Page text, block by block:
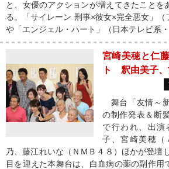
と、女優のアクションが増えてきたことを
る。「サイレーン 刑事×彼女×完全悪女」
や「エンジェル・ハート」（日本テレビ系・
宮崎美穂と仁
ト 釈由美子、
舞台「友情～
の制作発表＆断
で行われ、出演
子、宮崎美穂（
乃、藤江れいな（ＮＭＢ４８）ほかが登
目を迎えた本舞台は、白血病の薬の副作用